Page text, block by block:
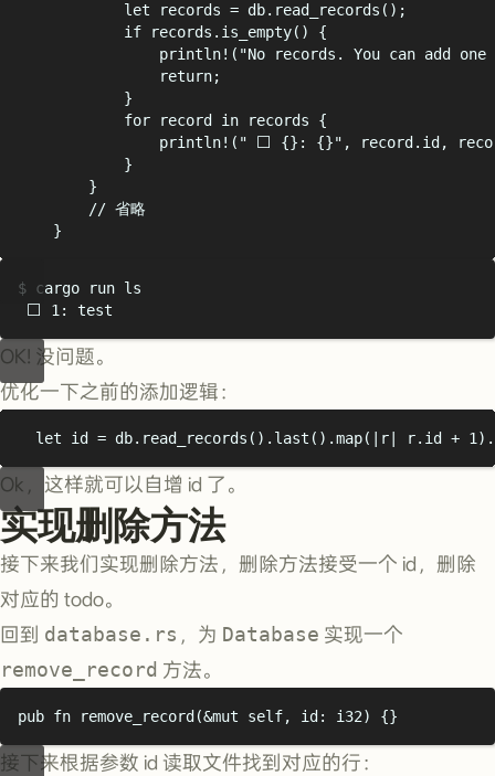
let records = db. read_records ();
if records . is_empty()
{
println! ( "No records. You can add
return;
}
for record in records {
println! ( " ⬜️ {} : {}" , record . id ,
}
}
// 省略
}
$ cargo run ls
⬜️ 1: test
OK! 没问题。
优化一下之前的添加逻辑：
let id = db. read_records (). last ().map(| r r. id + 1 ).
Ok，这样就可以自增 id 了。
实现删除方法
接下来我们实现删除方法，删除方法接受一个 id，删除
对应的 todo。
回到 database.rs ，为 Database 实现一个
remove_record 方法。
pub fn remove_record (&mut self, id : i32) {}
接下来根据参数 id 读取文件找到对应的行：